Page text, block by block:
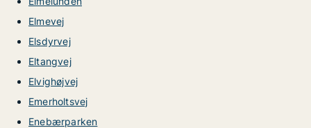
Elmevej
Elsdyrvej
Eltangvej
Elvighøjvej
Emerholtsvej
Enebærparken